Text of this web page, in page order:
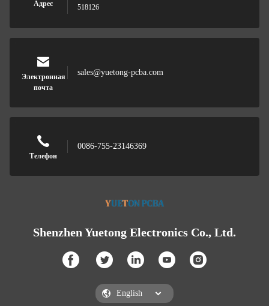
Адрес
518126
Электронная
почта
sales@yuetong-pcba.com
Телефон
0086-755-23146369
Shenzhen Yuetong Electronics Co., Ltd.